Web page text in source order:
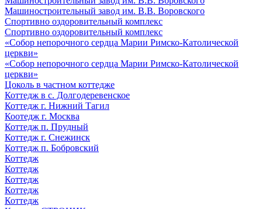
Машиностроительный завод им. В.В. Воровского
Спортивно оздоровительный комплекс
Спортивно оздоровительный комплекс
«Собор непорочного сердца Марии Римско-Католической
церкви»
«Собор непорочного сердца Марии Римско-Католической
церкви»
Цоколь в частном коттедже
Коттедж в с. Долгодеревенское
Коттедж г. Нижний Тагил
Коотедж г. Москва
Коттедж п. Прудный
Коттедж г. Снежинск
Коттедж п. Бобровский
Коттедж
Коттедж
Коттедж
Коттедж
Коттедж